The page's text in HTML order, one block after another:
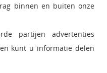
aan boord?
binnen en buiten onze
partijen advertenties
kunt u informatie delen